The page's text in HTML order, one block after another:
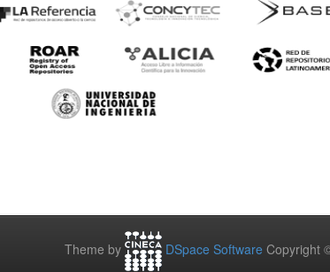
Theme by DSpace Software Copyright